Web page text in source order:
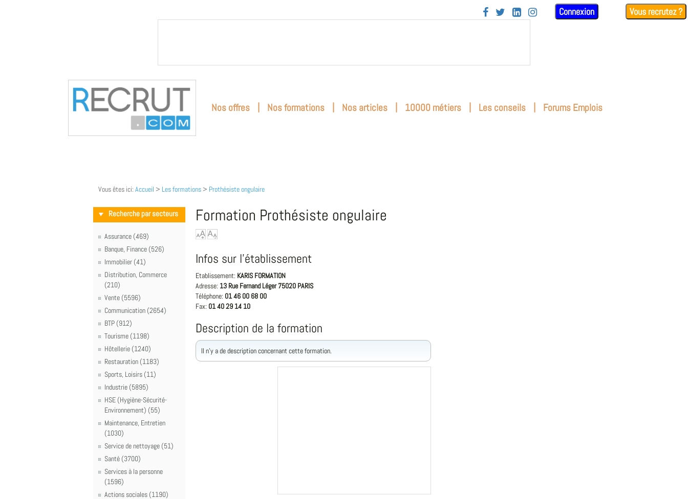
    Connexion Vous recrutez ?
Nos offres | Nos formations | Nos articles | 10000 métiers | Les conseils | Forums Emplois
Vous êtes ici: Accueil > Les formations > Prothésiste ongulaire
Recherche par secteurs
Assurance (469)
Banque, Finance (526)
Immobilier (41)
Distribution, Commerce
(210)
Vente (5596)
Communication (2654)
BTP (912)
Tourisme (1198)
Hôtellerie (1240)
Restauration (1183)
Sports, Loisirs (11)
Industrie (5895)
HSE (Hygiène-Sécurité-
Environnement) (55)
Maintenance, Entretien
(1030)
Service de nettoyage (51)
Santé (3700)
Services à la personne
(1596)
Actions sociales (1190)
Formation Prothésiste ongulaire
Infos sur l'établissement
Etablissement: KARIS FORMATION
Adresse: 13 Rue Fernand Léger 75020 PARIS
Téléphone: 01 46 00 68 00
Fax: 01 40 29 14 10
Description de la formation
Il n'y a de description concernant cette formation.